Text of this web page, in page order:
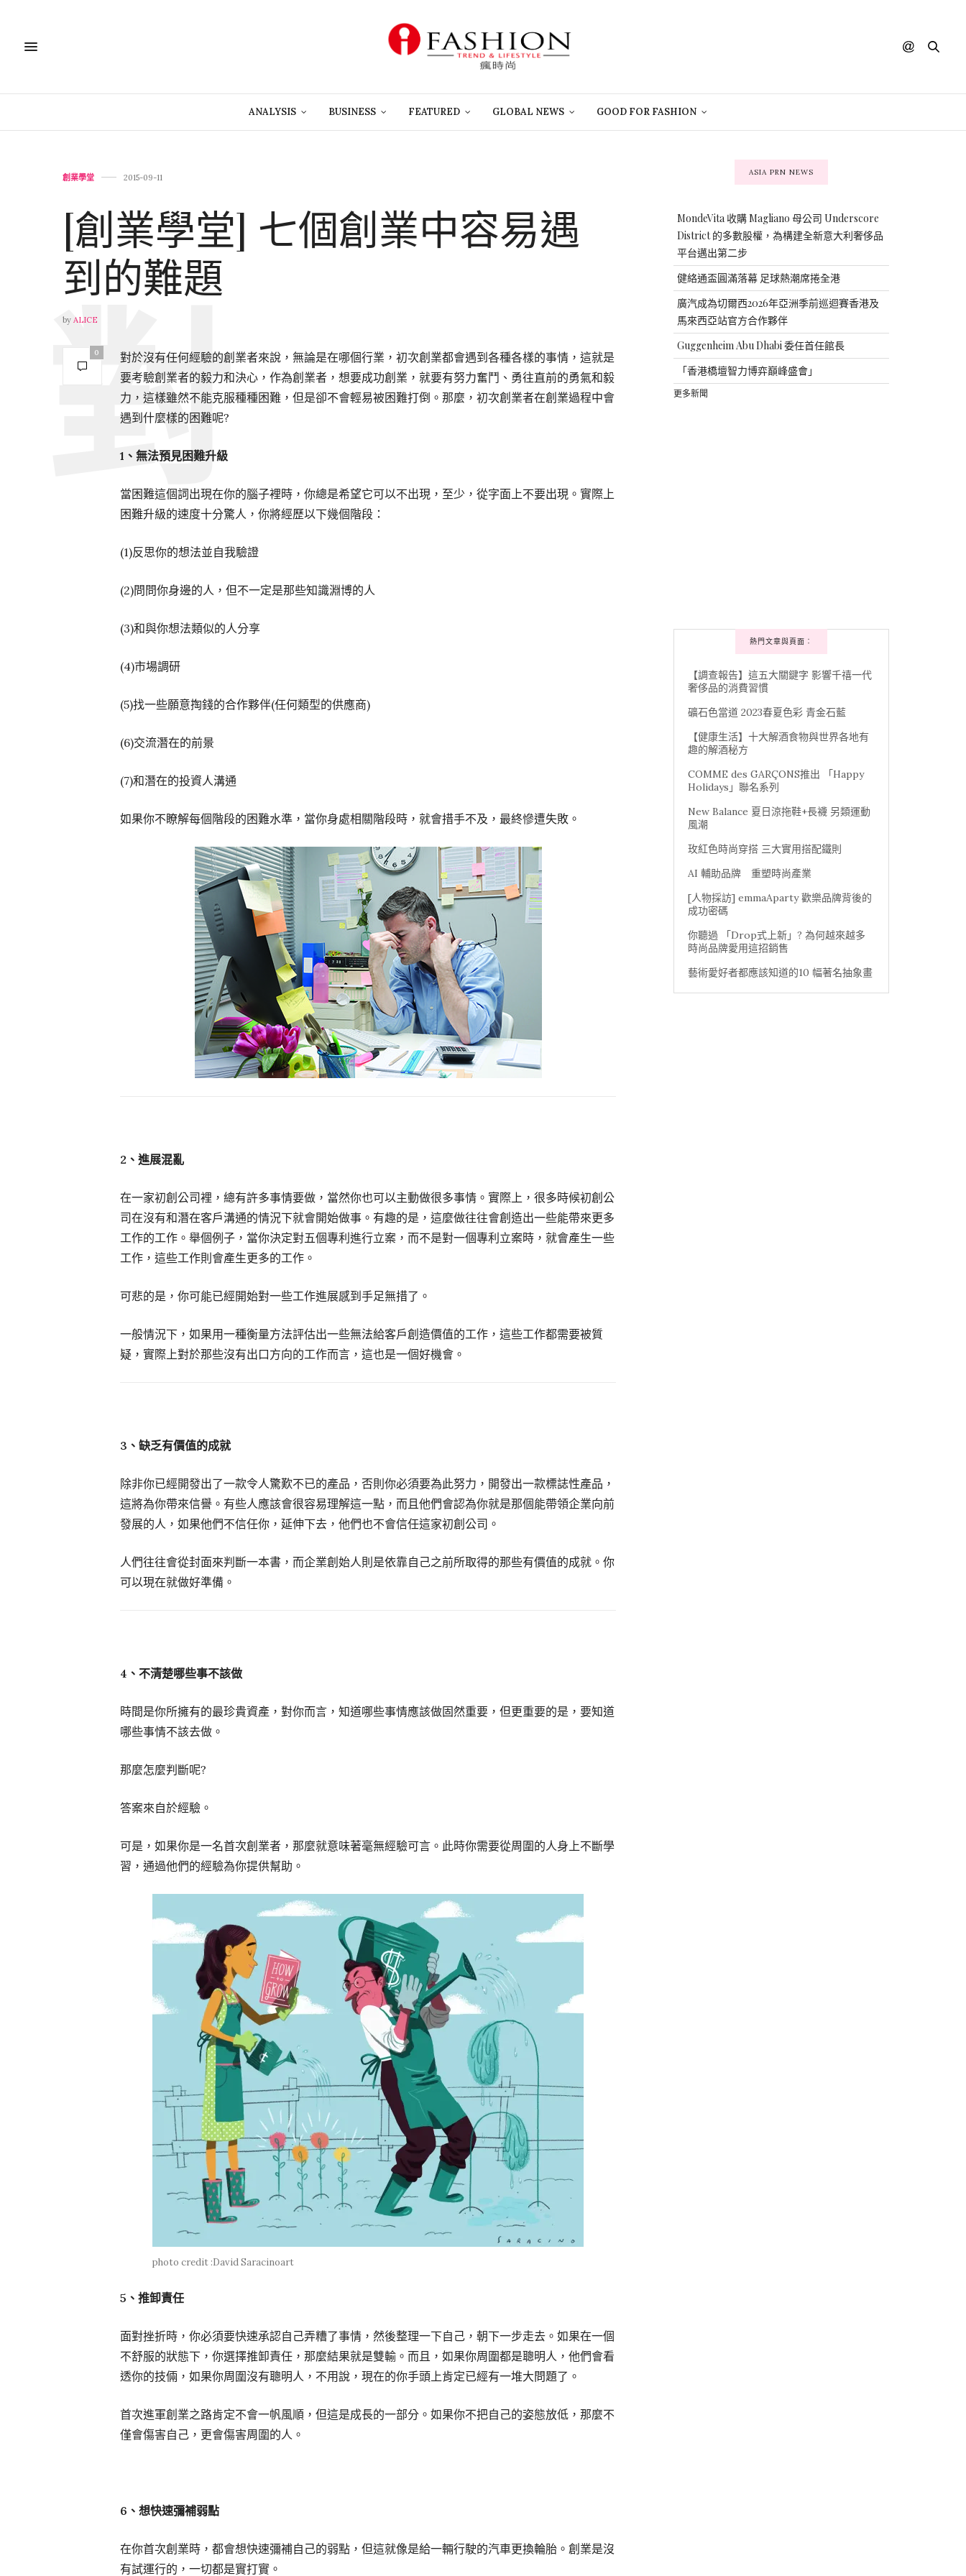
ANALYSIS BUSINESS FEATURED GLOBAL NEWS GOOD FOR FASHION
創業學堂 2015-09-11
[創業學堂] 七個創業中容易遇
到的難題
by ALICE
0
對於沒有任何經驗的創業者來說，無論是在哪個行業，初次創業都會遇到各種各樣的事情，這就是
要考驗創業者的毅力和決心，作為創業者，想要成功創業，就要有努力奮鬥、勇往直前的勇氣和毅
力， 這樣雖然不能克服種種困難，但是卻不會輕易被困難打倒。那麼，初次創業者在創業過程中會
遇到什麼樣的困難呢?
1 、無法預見困難升級
當困難這個詞出現在你的腦子裡時，你總是希望它可以不出現，至少，從字面上不要出現。實際上
困難升級的速度十分驚人，你將經歷以下幾個階段：
(1)反思你的想法並自我驗證
(2)問問你身邊的人，但不一定是那些知識淵博的人
(3)和與你想法類似的人分享
(4)市場調研
(5)找一些願意掏錢的合作夥伴(任何類型的供應商)
(6)交流潛在的前景
(7)和潛在的投資人溝通
如果你不瞭解每個階段的困難水準，當你身處相關階段時，就會措手不及，最終慘遭失敗。
2 、進展混亂
在一家初創公司裡，總有許多事情要做，當然你也可以主動做很多事情。實際上，很多時候初創公
司在沒有和潛在客戶溝通的情況下就會開始做事。有趣的是，這麼做往往會創造出一些能帶來更多
工作的工作。舉個例子，當你決定對五個專利進行立案，而不是對一個專利立案時，就會產生一些
工作，這些工作則會產生更多的工作。
可悲的是，你可能已經開始對一些工作進展感到手足無措了。
一般情況下，如果用一種衡量方法評估出一些無法給客戶創造價值的工作，這些工作都需要被質
疑，實際上對於那些沒有出口方向的工作而言，這也是一個好機會。
3 、缺乏有價值的成就
除非你已經開發出了一款令人驚歎不已的產品，否則你必須要為此努力，開發出一款標誌性產品，
這將為你帶來信譽。有些人應該會很容易理解這一點，而且他們會認為你就是那個能帶領企業向前
發展的人，如果他們不信任你，延伸下去，他們也不會信任這家初創公司。
人們往往會從封面來判斷一本書，而企業創始人則是依靠自己之前所取得的那些有價值的成就。你
可以現在就做好準備。
4 、不清楚哪些事不該做
時間是你所擁有的最珍貴資產，對你而言，知道哪些事情應該做固然重要，但更重要的是，要知道
哪些事情不該去做。
那麼怎麼判斷呢?
答案來自於經驗。
可是，如果你是一名首次創業者，那麼就意味著毫無經驗可言。此時你需要從周圍的人身上不斷學
習，通過他們的經驗為你提供幫助。
photo credit :David Saracinoart
5 、推卸責任
面對挫折時，你必須要快速承認自己弄糟了事情，然後整理一下自己，朝下一步走去。如果在一個
不舒服的狀態下，你選擇推卸責任，那麼結果就是雙輸。而且，如果你周圍都是聰明人，他們會看
透你的技倆，如果你周圍沒有聰明人，不用說，現在的你手頭上肯定已經有一堆大問題了。
首次進軍創業之路肯定不會一帆風順，但這是成長的一部分。如果你不把自己的姿態放低，那麼不
僅會傷害自己，更會傷害周圍的人。
6 、想快速彌補弱點
在你首次創業時，都會想快速彌補自己的弱點，但這就像是給一輛行駛的汽車更換輪胎。創業是沒
有試運行的，一切都是實打實。
ASIA PRN NEWS
MondeVita 收購 Magliano 母公司 Underscore
District 的多數股權，為構建全新意大利奢侈品
平台邁出第二步
健絡通盃圓滿落幕 足球熱潮席捲全港
廣汽成為切爾西2026年亞洲季前巡迴賽香港及
馬來西亞站官方合作夥伴
Guggenheim Abu Dhabi 委任首任館長
「香港橋壇智力博弈巔峰盛會」
更多新聞
熱門文章與頁面︰
【調查報告】這五大關鍵字 影響千禧一代
奢侈品的消費習慣
礦石色當道 2023春夏色彩 青金石藍
【健康生活】十大解酒食物與世界各地有
趣的解酒秘方
COMME des GARÇONS推出 「Happy
Holidays」聯名系列
New Balance 夏日涼拖鞋+長襪 另類運動
風潮
玫紅色時尚穿搭 三大實用搭配鐵則
AI 輔助品牌 重塑時尚產業
[人物採訪] emmaAparty 歡樂品牌背後的
成功密碼
你聽過 「Drop式上新」? 為何越來越多
時尚品牌愛用這招銷售
藝術愛好者都應該知道的10 幅著名抽象畫